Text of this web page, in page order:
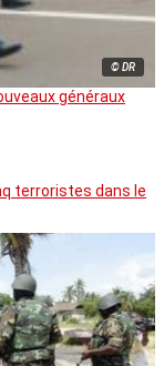
© DR
généraux
terroristes dans le